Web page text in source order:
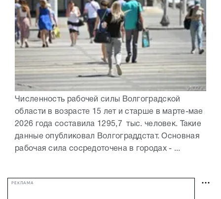
Численность рабочей силы Волгоградской
области в возрасте 15 лет и старше в марте-мае
2026 года составила 1295,7 тыс. человек. Такие
данные опубликовал Волгограддстат. Основная
рабочая сила сосредоточена в городах - ...
РЕКЛАМА